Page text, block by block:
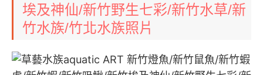
埃及神仙/新竹野生七彩/新竹水草/新
竹水族/竹北水族照片